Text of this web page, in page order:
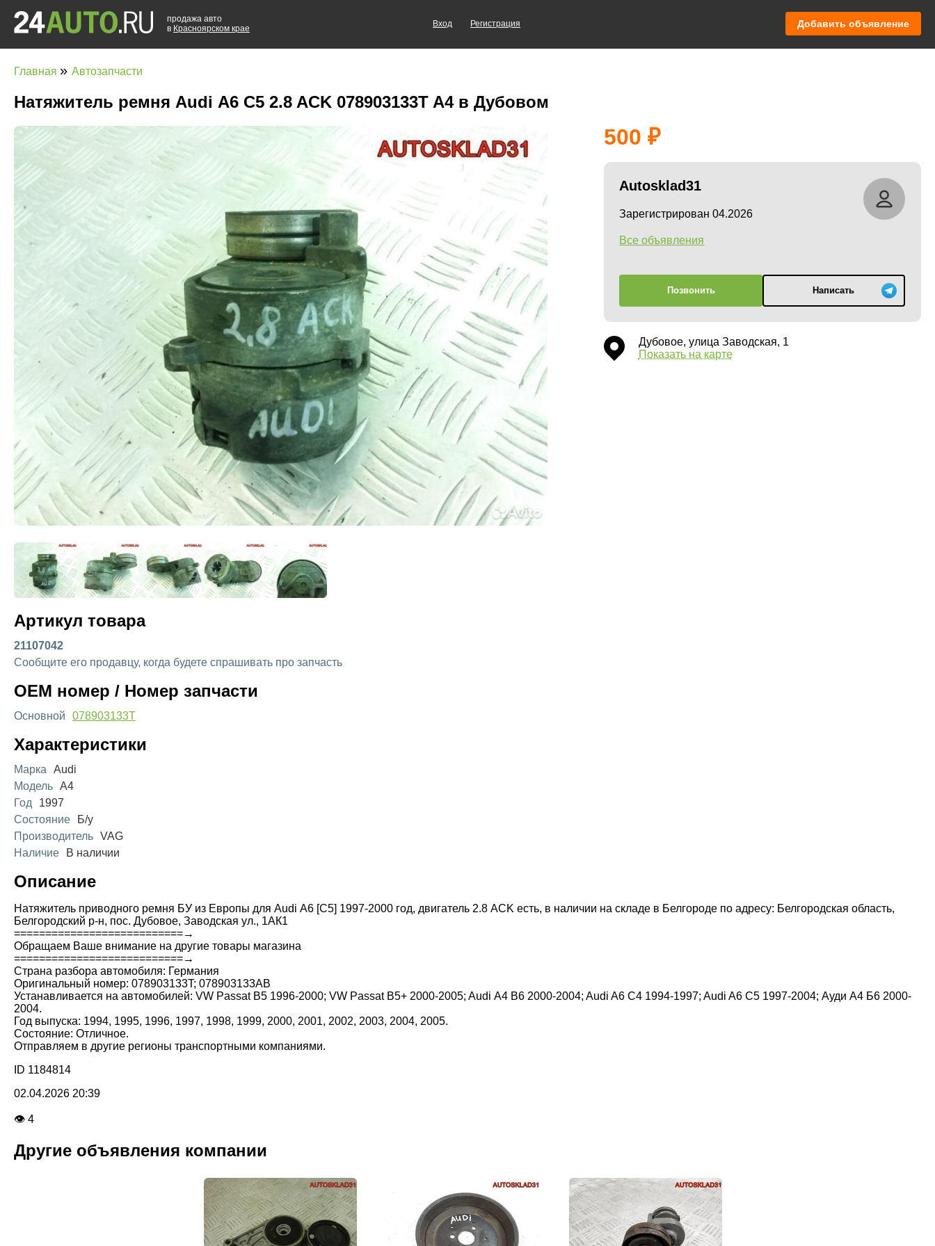
продажа авто
в Красноярском крае
Вход Регистрация Добавить объявление
Главная » Автозапчасти
Натяжитель ремня Audi А6 C5 2.8 ACK 078903133T A4 в Дубовом
500
Autosklad31
Зарегистрирован 04.2026
Все объявления
Позвонить Написать
Дубовое, улица Заводская, 1
Показать на карте
Артикул товара
21107042
Сообщите его продавцу, когда будете спрашивать про запчасть
OEM номер / Номер запчасти
Основной 078903133T
Характеристики
Марка
Audi
Модель A4
Год
1997
Состояние
Б/у
Производитель VAG
Наличие
В наличии
Описание
Натяжитель приводного ремня БУ из Европы для Audi А6 [C5] 1997-2000 год, двигатель 2.8 ACK есть, в наличии на складе в Белгороде по адресу: Белгородская область,
Белгородский р-н, пос. Дубовое, Заводская ул., 1АК1
===========================→
Обращаем Ваше внимание на другие товары магазина
===========================→
Страна разбора автомобиля: Германия
Оригинальный номер: 078903133T; 078903133AB
Устанавливается на автомобилей: VW Passat B5 1996-2000; VW Passat B5+ 2000-2005; Audi А4 B6 2000-2004; Audi A6 C4 1994-1997; Audi A6 C5 1997-2004; Ауди А4 Б6 2000-
2004.
Год выпуска: 1994, 1995, 1996, 1997, 1998, 1999, 2000, 2001, 2002, 2003, 2004, 2005.
Состояние: Отличное.
Отправляем в другие регионы транспортными компаниями.
ID 1184814
02.04.2026 20:39
👁 4
Другие объявления компании